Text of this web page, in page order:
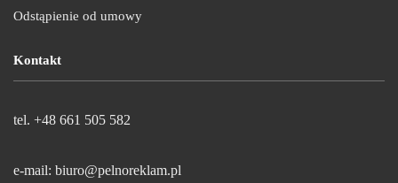
Odstąpienie od umowy
Kontakt
tel. +48 661 505 582
e-mail: biuro@pelnoreklam.pl